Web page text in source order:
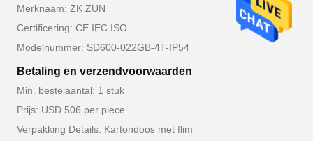
Merknaam: ZK ZUN
Certificering: CE IEC ISO
Modelnummer: SD600-022GB-4T-IP54
Betaling en verzendvoorwaarden
Min. bestelaantal: 1 stuk
Prijs: USD 506 per piece
Verpakking Details: Kartondoos met flim